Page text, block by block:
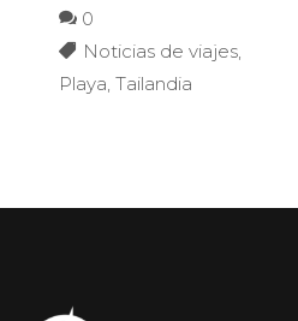
0
Noticias de viajes,
Playa, Tailandia